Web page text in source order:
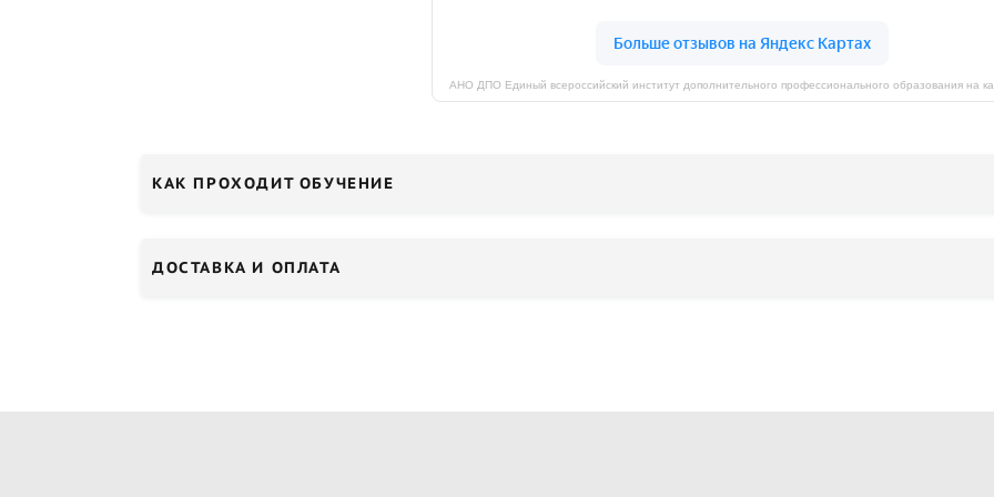
КАК ПРОХОДИТ ОБУЧЕНИЕ
ДОСТАВКА И ОПЛАТА